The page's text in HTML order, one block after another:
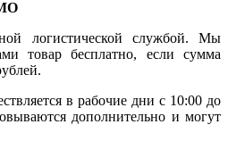
логистической службой. Мы
товар бесплатно, если сумма
в рабочие дни с 10:00 до
дополнительно и могут